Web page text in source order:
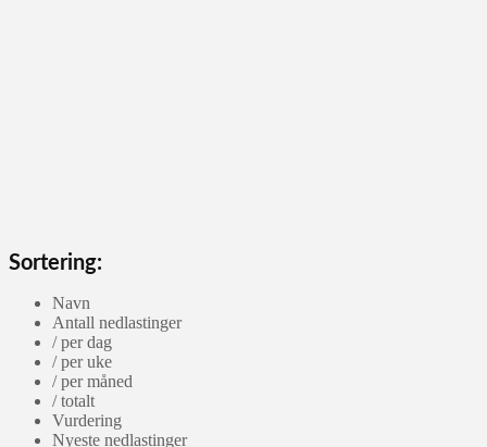
Sortering:
Navn
Antall nedlastinger
/ per dag
/ per uke
/ per måned
/ totalt
Vurdering
Nyeste nedlastinger